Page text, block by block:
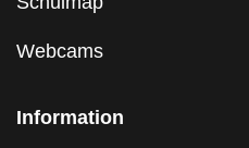
Webcams
Information